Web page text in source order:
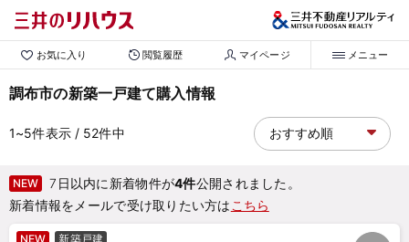
お気に入り 閲覧履歴 マイページ メニュー
調布市の新築一戸建て購入情報
1~5件表示/ 52件中
NEW 7日以内に新着物件が4件公開されました。
新着情報をメールで受け取りたい方は こちら
NEW 新築戸建